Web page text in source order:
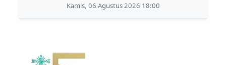
Kamis, 06 Agustus 2026 18:00